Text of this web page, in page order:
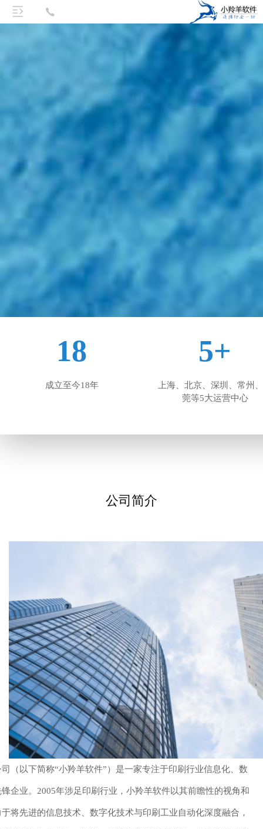
18
成立至今18年
5+
上海、北京、深圳、常州
莞等5大运营中心
公司简介
（以下简称“小羚羊软件”）是一家专注于印刷行业信息化、数
企业。2005年涉足印刷行业，小羚羊软件以其前瞻性的视角和
将先进的信息技术、数字化技术与印刷工业自动化深度融合，